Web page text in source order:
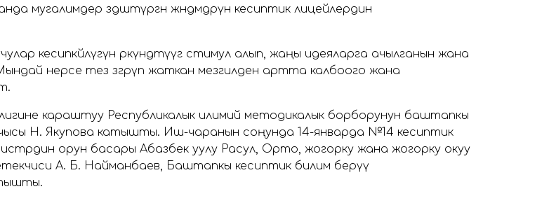
мугалимдер өздөштүргөн жөндөмдөрүн кесиптик лицейлердин
кесипкөйлүгүн өркүндөтүүгө стимул алып, жаңы идеяларга ачылганын жана
Мындай нерсе тез өзгөрүп жаткан мезгилден артта калбоого жана
караштуу Республикалык илимий методикалык борборунун баштапкы
Н. Якупова катышты. Иш-чаранын соңунда 14-январда №14 кесиптик
орун басары Абазбек уулу Расул, Орто, жогорку жана жогорку окуу
А. Б. Найманбаев, Баштапкы кесиптик билим берүү